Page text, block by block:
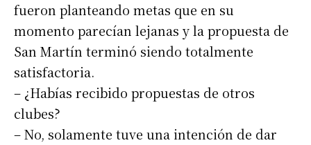
fueron planteando metas que en su
momento parecían lejanas y la propuesta de
San Martín terminó siendo totalmente
satisfactoria.
– ¿Habías recibido propuestas de otros
clubes?
– No, solamente tuve una intención de dar